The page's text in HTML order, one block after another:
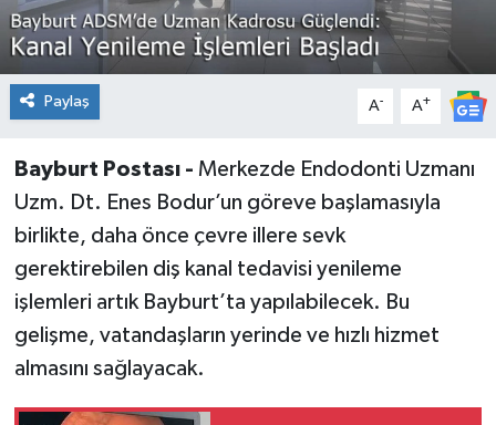
Paylaş A- A+
Bayburt Postası - Merkezde Endodonti Uzmanı
Uzm. Dt. Enes Bodur’un göreve başlamasıyla
birlikte, daha önce çevre illere sevk
gerektirebilen diş kanal tedavisi yenileme
işlemleri artık Bayburt’ta yapılabilecek. Bu
gelişme, vatandaşların yerinde ve hızlı hizmet
almasını sağlayacak.